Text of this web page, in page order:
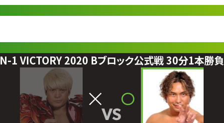
N-1 VICTORY 2020 Bブロック公式戦 30分1本勝負
VS